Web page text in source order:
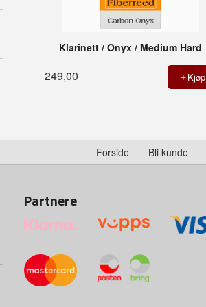
Klarinett / Onyx / Medium Hard
249,00 Kjøp
Forside Bli kunde
Partnere